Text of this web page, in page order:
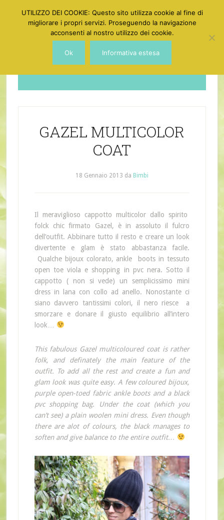
Dotgirl
GAZEL MULTICOLOR
COAT
18 Gennaio 2013 da Bimbi
Il meraviglioso cappotto multicolor dallo spirito
folck chic firmato Gazel, è in assoluto il fulcro
dell’outfit. Abbinare tutto il resto e creare un look
divertente e glam è stato abbastanza facile.
Qualche bijoux colorato, ankle boots in tessuto
open toe viola e shopping in pvc nera. Sotto il
cappotto ( non si vede) un semplicissimo mini
dress in lana con collo ad anello. Nonostante ci
siano davvero tantissimi colori, il nero riesce a
smorzare e donare il giusto equilibrio all’intero
look…
This fabulous Gazel multicoloured coat is rather
folk, and definately the main feature of the
outfit. To add all the rest and create a fun and
glam look was quite easy. A few coloured bijoux,
purple open-toed fabric ankle boots and a black
pvc shopping bag. Under the coat (which you
can’t see) a plain woolen mini dress. Even though
there are alot of colours, the black manages to
soften and give balance to the entire outfit…
UTILIZZO DEI COOKIE: Questo sito utilizza cookie al fine di
migliorare i propri servizi. Proseguendo la navigazione
acconsenti al nostro utilizzo dei cookie.
Ok Informativa estesa